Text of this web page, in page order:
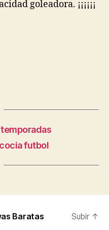
goleadora. ¡¡¡¡¡¡
futbol
Baratas
Subir ↑